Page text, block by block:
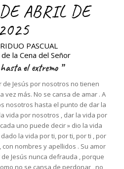
ABRIL DE
2025
PASCUAL
la Cena del Señor
el extremo ”
de Jesús por nosotros no tienen
vez más. No se cansa de amar . A
nosotros hasta el punto de dar la
vida por nosotros , dar la vida por
uno puede decir » dio la vida
la vida por ti, por ti, por ti , por
nombres y apellidos . Su amor
Jesús nunca defrauda , porque
no se cansa de perdonar , no